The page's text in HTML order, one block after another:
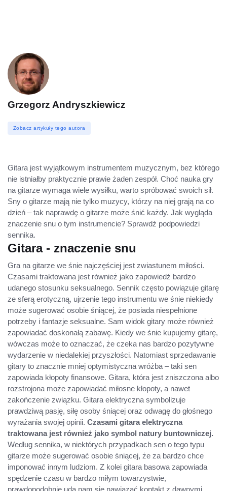
Grzegorz Andryszkiewicz
Zobacz artykuły tego autora
Gitara jest wyjątkowym instrumentem muzycznym, bez którego
nie istniałby praktycznie prawie żaden zespół. Choć nauka gry
na gitarze wymaga wiele wysiłku, warto spróbować swoich sił.
Sny o gitarze mają nie tylko muzycy, którzy na niej grają na co
dzień – tak naprawdę o gitarze może śnić każdy. Jak wygląda
znaczenie snu o tym instrumencie? Sprawdź podpowiedzi
sennika.
Gitara - znaczenie snu
Gra na gitarze we śnie najczęściej jest zwiastunem miłości.
Czasami traktowana jest również jako zapowiedź bardzo
udanego stosunku seksualnego. Sennik często powiązuje gitarę
ze sferą erotyczną, ujrzenie tego instrumentu we śnie niekiedy
może sugerować osobie śniącej, że posiada niespełnione
potrzeby i fantazje seksualne. Sam widok gitary może również
zapowiadać doskonałą zabawę. Kiedy we śnie kupujemy gitarę,
wówczas może to oznaczać, że czeka nas bardzo pozytywne
wydarzenie w niedalekiej przyszłości. Natomiast sprzedawanie
gitary to znacznie mniej optymistyczna wróżba – taki sen
zapowiada kłopoty finansowe. Gitara, która jest zniszczona albo
rozstrojona może zapowiadać miłosne kłopoty, a nawet
zakończenie związku. Gitara elektryczna symbolizuje
prawdziwą pasję, siłę osoby śniącej oraz odwagę do głośnego
wyrażania swojej opinii. Czasami gitara elektryczna
traktowana jest również jako symbol natury buntowniczej.
Według sennika, w niektórych przypadkach sen o tego typu
gitarze może sugerować osobie śniącej, że za bardzo chce
imponować innym ludziom. Z kolei gitara basowa zapowiada
spędzenie czasu w bardzo miłym towarzystwie,
prawdopodobnie uda nam się nawiązać kontakt z dawnymi